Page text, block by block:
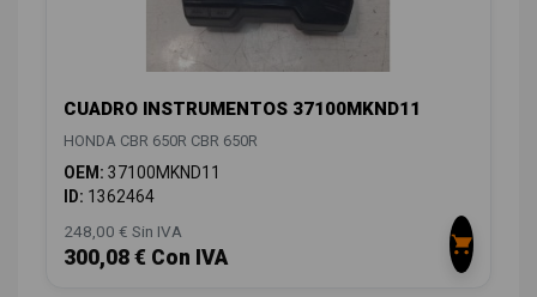
CUADRO INSTRUMENTOS 37100MKND11
HONDA CBR 650R CBR 650R
OEM: 37100MKND11
ID: 1362464
248,00 € Sin IVA
300,08 € Con IVA